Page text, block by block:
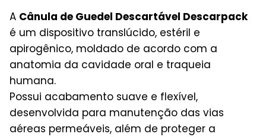
A Cânula de Guedel Descartável Descarpack
é um dispositivo translúcido, estéril e
apirogênico, moldado de acordo com a
anatomia da cavidade oral e traqueia
humana.
Possui acabamento suave e flexível,
desenvolvida para manutenção das vias
aéreas permeáveis, além de proteger a